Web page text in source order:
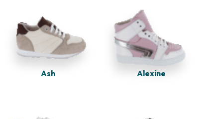
Ash Alexine